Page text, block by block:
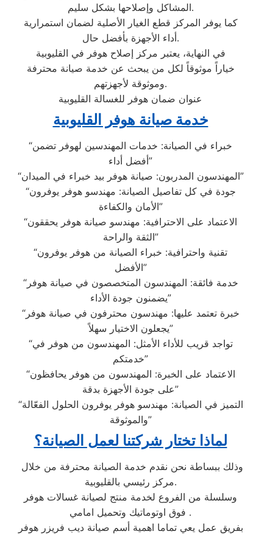
المشاكل وإصلاحها بشكل سليم.
كما يوفر المركز قطع الغيار الأصلية لضمان استمرارية
أداء الأجهزة بأفضل حال.
في النهاية، يعتبر مركز إصلاح هوفر في القليوبية
خياراً موثوقاً لكل من يبحث عن خدمة صيانة محترفة
وموثوقة لأجهزتهم.
عنوان ضمان هوفر للغسالة القليوبية
خدمة صيانة هوفر القليوبية
“خبراء في الصيانة: خدمات المهندسين لهوفر تضمن
أفضل أداء”
“المهندسون المدربون: صيانة هوفر بيد خبراء في الميدان”
“جودة في كل تفاصيل الصيانة: مهندسو هوفر يوفرون
الأمان والكفاءة”
“الاعتماد على الاحترافية: مهندسو صيانة هوفر يحققون
الثقة والراحة”
“تقنية واحترافية: خبراء الصيانة من هوفر يوفرون
الأفضل”
“خدمة فائقة: المهندسون المتخصصون في صيانة هوفر
يضمنون جودة الأداء”
“خبرة تعتمد عليها: مهندسون محترفون في صيانة هوفر
يجعلون الاختيار سهلاً”
“تواجد قريب للأداء الأمثل: المهندسون من هوفر في
خدمتكم”
“الاعتماد على الخبرة: المهندسون من هوفر يحافظون
على جودة الأجهزة بدقة”
“التميز في الصيانة: مهندسو هوفر يوفرون الحلول الفعّالة
والموثوقة”
لماذا تختار شركتنا لعمل الصيانة؟
مركز رئيسي بالقليوبية.
وسلسلة من الفروع لخدمة منتج لصيانة غسالات هوفر
فوق اوتوماتيك وتحميل امامي .
بفريق عمل يعي تماما اهمية أسم صيانة ديب فريزر هوفر